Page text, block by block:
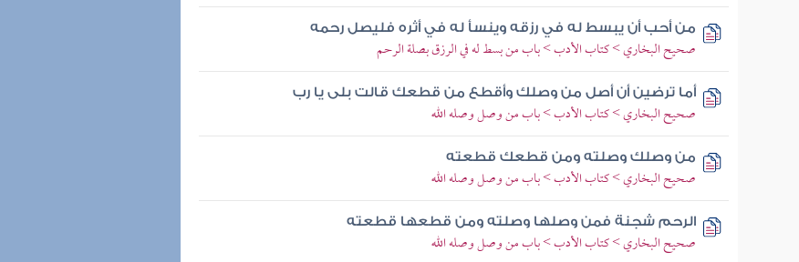
من أحب أن يبسط له في رزقه وينسأ له في أثره فليصل رحمه
صحيح البخاري > كتاب الأدب > باب من بسط له في الرزق بصلة الرحم
أما ترضين أن أصل من وصلك وأقطع من قطعك قالت بلى يا رب
صحيح البخاري > كتاب الأدب > باب من وصل وصله الله
من وصلك وصلته ومن قطعك قطعته
صحيح البخاري > كتاب الأدب > باب من وصل وصله الله
الرحم شجنة فمن وصلها وصلته ومن قطعها قطعته
صحيح البخاري > كتاب الأدب > باب من وصل وصله الله